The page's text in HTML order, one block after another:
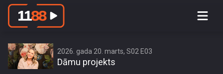
Ginekoloģes Daces Matules rekords
2026. gada 20. marts, S02 E03
Dāmu projekts